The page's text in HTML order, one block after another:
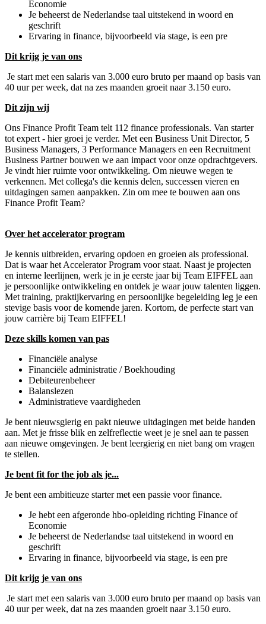
Economie
Je beheerst de Nederlandse taal uitstekend in woord en
geschrift
Ervaring in finance, bijvoorbeeld via stage, is een pre
Dit krijg je van ons
Je start met een salaris van 3.000 euro bruto per maand op basis van
40 uur per week, dat na zes maanden groeit naar 3.150 euro.
Dit zijn wij
Ons Finance Profit Team telt 112 finance professionals. Van starter
tot expert - hier groei je verder. Met een Business Unit Director, 5
Business Managers, 3 Performance Managers en een Recruitment
Business Partner bouwen we aan impact voor onze opdrachtgevers.
Je vindt hier ruimte voor ontwikkeling. Om nieuwe wegen te
verkennen. Met collega's die kennis delen, successen vieren en
uitdagingen samen aanpakken. Zin om mee te bouwen aan ons
Finance Profit Team?
Over het accelerator program
Je kennis uitbreiden, ervaring opdoen en groeien als professional.
Dat is waar het Accelerator Program voor staat. Naast je projecten
en interne leerlijnen, werk je in je eerste jaar bij Team EIFFEL aan
je persoonlijke ontwikkeling en ontdek je waar jouw talenten liggen.
Met training, praktijkervaring en persoonlijke begeleiding leg je een
stevige basis voor de komende jaren. Kortom, de perfecte start van
jouw carrière bij Team EIFFEL!
Deze skills komen van pas
Financiële analyse
Financiële administratie / Boekhouding
Debiteurenbeheer
Balanslezen
Administratieve vaardigheden
Je bent nieuwsgierig en pakt nieuwe uitdagingen met beide handen
aan. Met je frisse blik en zelfreflectie weet je je snel aan te passen
aan nieuwe omgevingen. Je bent leergierig en niet bang om vragen
te stellen.
Je bent fit for the job als je...
Je bent een ambitieuze starter met een passie voor finance.
Je hebt een afgeronde hbo-opleiding richting Finance of
Economie
Je beheerst de Nederlandse taal uitstekend in woord en
geschrift
Ervaring in finance, bijvoorbeeld via stage, is een pre
Dit krijg je van ons
Je start met een salaris van 3.000 euro bruto per maand op basis van
40 uur per week, dat na zes maanden groeit naar 3.150 euro.